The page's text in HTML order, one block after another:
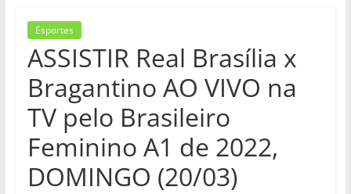
Esportes
ASSISTIR Real Brasília x
Bragantino AO VIVO na
TV pelo Brasileiro
Feminino A1 de 2022,
DOMINGO (20/03)